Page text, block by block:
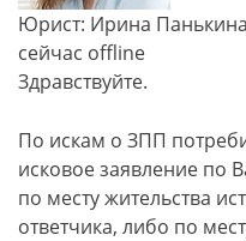
Юрист: Ирина Панькина
сейчас offline
Здравствуйте.
По искам о ЗПП
исковое заявление по
по месту жительства
ответчика, либо по